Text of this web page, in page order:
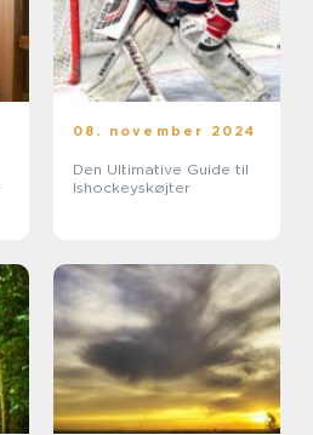
08. november 2024
Den Ultimative Guide til
Ishockeyskøjter